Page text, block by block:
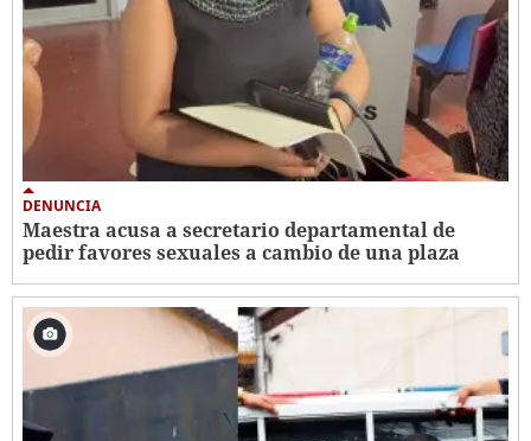
DENUNCIA
Maestra acusa a secretario departamental de
pedir favores sexuales a cambio de una plaza